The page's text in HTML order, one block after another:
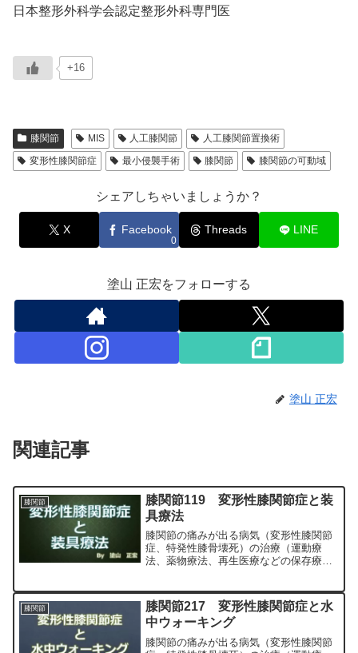
日本整形外科学会認定整形外科専門医
+16
膝関節 MIS 人工膝関節
人工膝関節置換術
変形性膝関節症
最小侵襲手術 膝関節 膝関節の可動域
シェアしちゃいましょうか？
X Facebook
0
Threads LINE
塗山 正宏をフォローする
塗山 正宏
関連記事
膝関節
膝関節119 変形性膝関節症と装
具療法
膝関節の痛みが出る病気（変形性膝関節
症、特発性膝骨壊死）の治療（運動療
法、薬物療法、再生医療などの保存療
専門医（人工関節手術を専門）の塗山正
宏が色々と説明します。
膝関節
膝関節217 変形性膝関節症と水
中ウォーキング
膝関節の痛みが出る病気（変形性膝関節